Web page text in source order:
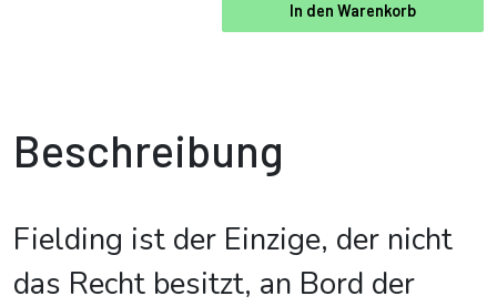
In den Warenkorb
Beschreibung
Fielding ist der Einzige, der nicht
das Recht besitzt, an Bord der